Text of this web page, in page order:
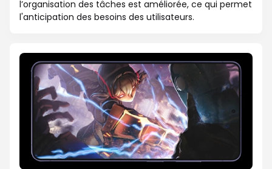
l’organisation des tâches est améliorée, ce qui permet
l'anticipation des besoins des utilisateurs.